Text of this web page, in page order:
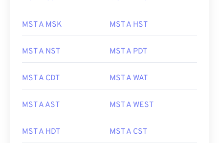
MST A MSK MST A HST
MST A NST MST A PDT
MST A CDT MST A WAT
MST A AST MST A WEST
MST A HDT MST A CST